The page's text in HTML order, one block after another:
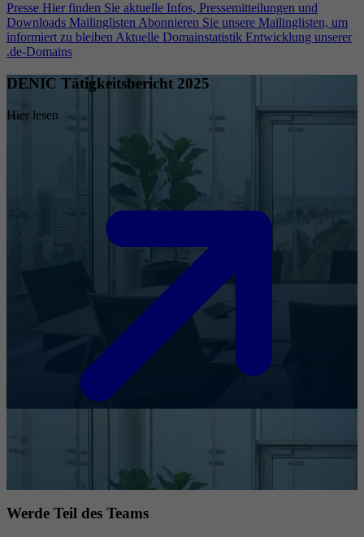
Presse Hier finden Sie aktuelle Infos, Pressemitteilungen und
Downloads Mailinglisten Abonnieren Sie unsere Mailinglisten, um
informiert zu bleiben Aktuelle Domainstatistik Entwicklung unserer
.de-Domains
DENIC Tätigkeitsbericht 2025
Hier lesen
Werde Teil des Teams